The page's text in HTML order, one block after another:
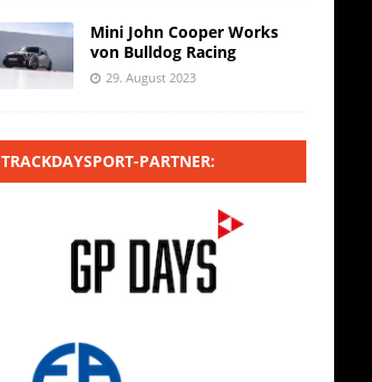
Mini John Cooper Works
von Bulldog Racing
29. August 2023
TRACKDAYSPORT-PARTNER: